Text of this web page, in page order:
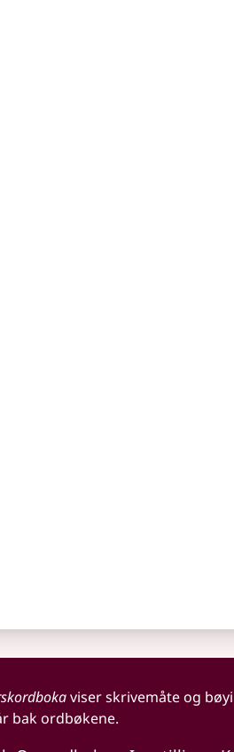
viser skrivemåte og
bak ordbøkene.